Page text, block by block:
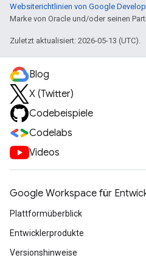
Websiterichtlinien von Google
Marke von Oracle und/oder seinen
Zuletzt aktualisiert: 2026-05-13 (UTC).
Blog
X (Twitter)
Codebeispiele
Codelabs
Videos
Google Workspace für
Plattformüberblick
Entwicklerprodukte
Versionshinweise